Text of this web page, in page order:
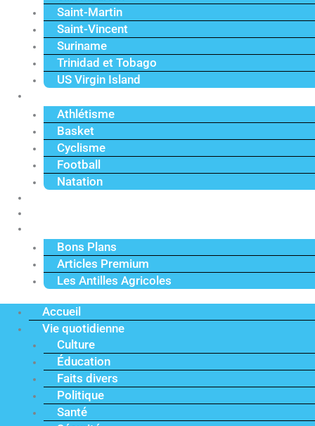
Saint-Martin
Saint-Vincent
Suriname
Trinidad et Tobago
US Virgin Island
Athlétisme
Basket
Cyclisme
Football
Natation
Bons Plans
Articles Premium
Les Antilles Agricoles
Accueil
Vie quotidienne
Culture
Éducation
Faits divers
Politique
Santé